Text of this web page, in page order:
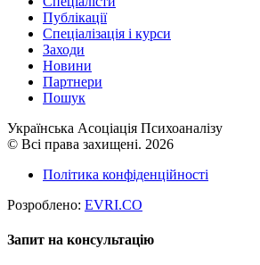
Публікації
Cпеціалізація і курси
Заходи
Новини
Партнери
Пошук
Українська Асоціація Психоаналізу
© Всі права захищені. 2026
Політика конфіденційності
Розроблено: EVRI.CO
Запит на консультацію